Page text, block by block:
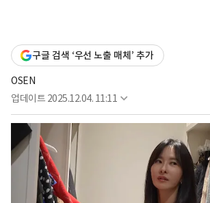
구글 검색 ‘우선 노출 매체’ 추가
OSEN
업데이트 2025.12.04. 11:11